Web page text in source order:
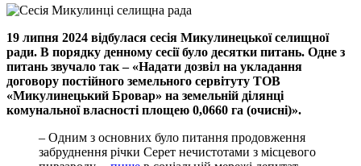
19 липня 2024 відбулася сесія Микулинецької селищної
ради. В порядку денному сесії було десятки питань. Одне з
питань звучало так – «Надати дозвіл на укладання
договору постійного земельного сервітуту ТОВ
«Микулинецький Бровар» на земельній ділянці
комунальної власності площею 0,0660 га (очисні)».
– Одним з основних було питання продовження
забруднення річки Серет нечистотами з місцевого